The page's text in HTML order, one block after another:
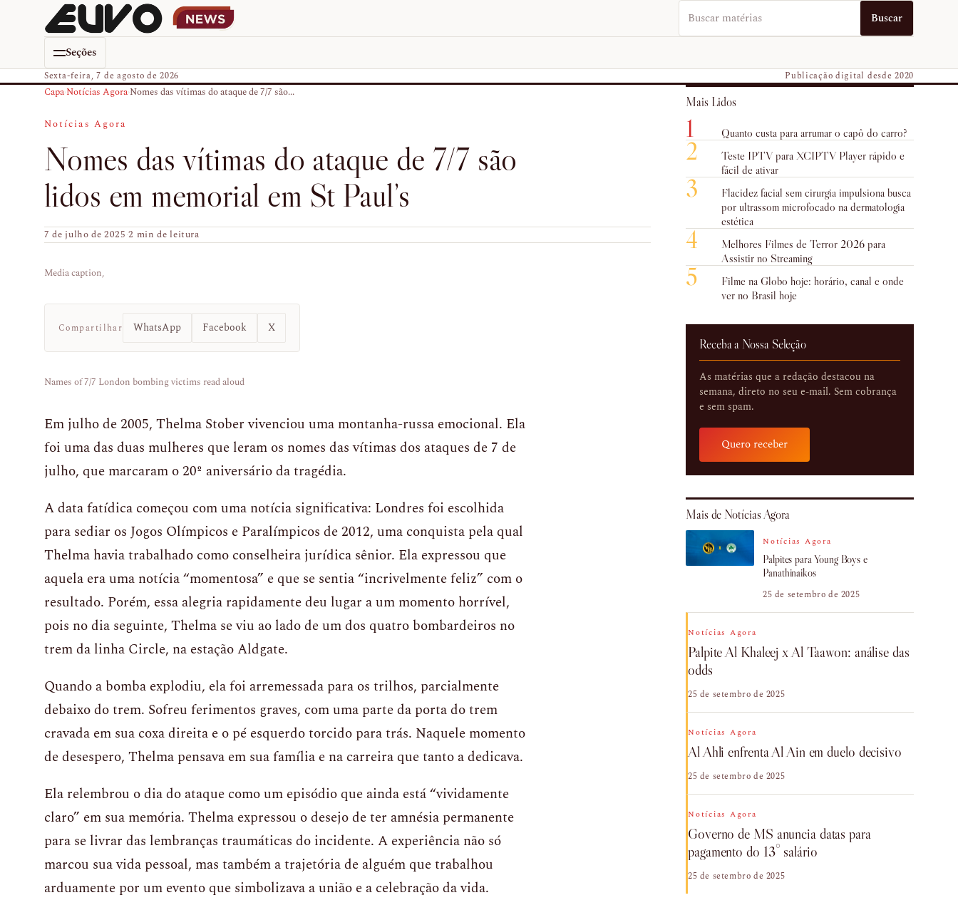
Buscar no EUVO News Buscar
Seções
Sexta-feira, 7 de agosto de 2026 Publicação digital desde 2020
Capa›Notícias Agora›Nomes das vítimas do ataque de 7/7 são...
Notícias Agora
Nomes das vítimas do ataque de 7/7 são
lidos em memorial em St Paul’s
7 de julho de 2025·2 min de leitura
Media caption,
Compartilhar WhatsApp Facebook X
Names of 7/7 London bombing victims read aloud
Em julho de 2005, Thelma Stober vivenciou uma montanha-russa emocional. Ela
foi uma das duas mulheres que leram os nomes das vítimas dos ataques de 7 de
julho, que marcaram o 20º aniversário da tragédia.
A data fatídica começou com uma notícia significativa: Londres foi escolhida
para sediar os Jogos Olímpicos e Paralímpicos de 2012, uma conquista pela qual
Thelma havia trabalhado como conselheira jurídica sênior. Ela expressou que
aquela era uma notícia “momentosa” e que se sentia “incrivelmente feliz” com o
resultado. Porém, essa alegria rapidamente deu lugar a um momento horrível,
pois no dia seguinte, Thelma se viu ao lado de um dos quatro bombardeiros no
trem da linha Circle, na estação Aldgate.
Quando a bomba explodiu, ela foi arremessada para os trilhos, parcialmente
debaixo do trem. Sofreu ferimentos graves, com uma parte da porta do trem
cravada em sua coxa direita e o pé esquerdo torcido para trás. Naquele momento
de desespero, Thelma pensava em sua família e na carreira que tanto a dedicava.
Ela relembrou o dia do ataque como um episódio que ainda está “vividamente
claro” em sua memória. Thelma expressou o desejo de ter amnésia permanente
para se livrar das lembranças traumáticas do incidente. A experiência não só
marcou sua vida pessoal, mas também a trajetória de alguém que trabalhou
arduamente por um evento que simbolizava a união e a celebração da vida.
Mais Lidos
1 Quanto custa para arrumar o capô do carro?
2
Teste IPTV para XCIPTV Player rápido e
fácil de ativar
3
Flacidez facial sem cirurgia impulsiona busca
por ultrassom microfocado na dermatologia
estética
4
Melhores Filmes de Terror 2026 para
Assistir no Streaming
5
Filme na Globo hoje: horário, canal e onde
ver no Brasil hoje
Receba a Nossa Seleção
As matérias que a redação destacou na
semana, direto no seu e-mail. Sem cobrança
e sem spam.
Quero receber
Mais de Notícias Agora
Notícias Agora
Palpites para Young Boys e
Panathinaikos
25 de setembro de 2025
Notícias Agora
Palpite Al Khaleej x Al Taawon: análise das
odds
25 de setembro de 2025
Notícias Agora
Al Ahli enfrenta Al Ain em duelo decisivo
25 de setembro de 2025
Notícias Agora
Governo de MS anuncia datas para
pagamento do 13° salário
25 de setembro de 2025